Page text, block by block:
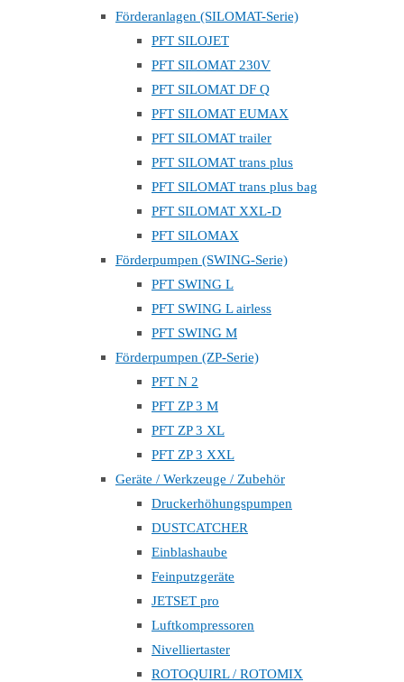
Förderanlagen (SILOMAT-Serie)
PFT SILOJET
PFT SILOMAT 230V
PFT SILOMAT DF Q
PFT SILOMAT EUMAX
PFT SILOMAT trailer
PFT SILOMAT trans plus
PFT SILOMAT trans plus bag
PFT SILOMAT XXL-D
PFT SILOMAX
Förderpumpen (SWING-Serie)
PFT SWING L
PFT SWING L airless
PFT SWING M
Förderpumpen (ZP-Serie)
PFT N 2
PFT ZP 3 M
PFT ZP 3 XL
PFT ZP 3 XXL
Geräte / Werkzeuge / Zubehör
Druckerhöhungspumpen
DUSTCATCHER
Einblashaube
Feinputzgeräte
JETSET pro
Luftkompressoren
Nivelliertaster
ROTOQUIRL / ROTOMIX